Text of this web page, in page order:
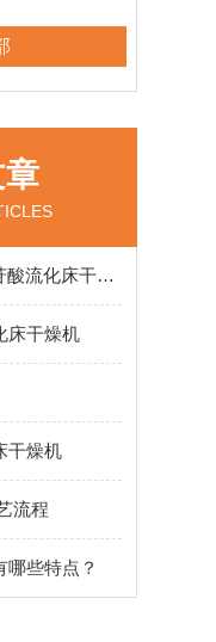
NMN 烟酰-胺单核苷酸流化床干燥机
床干燥机
干燥机
流程
哪些特点？